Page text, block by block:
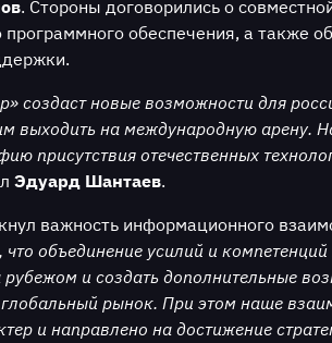
. Стороны договорились о
обеспечения, а также об
создаст новые возможности для
выходить на международную арену.
присутствия отечественных
Эдуард Шантаев.
важность информационного
объединение усилий и компетенций
рубежом и создать дополнительные
рынок. При этом наше
и направлено на достижение